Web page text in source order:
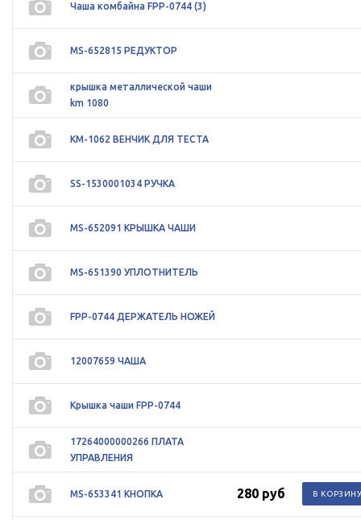
Чаша комбайна FPP-0744 (3)
MS-652815 РЕДУКТОР
крышка металлической чаши
km 1080
KM-1062 ВЕНЧИК ДЛЯ ТЕСТА
SS-1530001034 РУЧКА
MS-652091 КРЫШКА ЧАШИ
MS-651390 УПЛОТНИТЕЛЬ
FPP-0744 ДЕРЖАТЕЛЬ НОЖЕЙ
12007659 ЧАША
Крышка чаши FPP-0744
17264000000266 ПЛАТА
УПРАВЛЕНИЯ
MS-653341 КНОПКА 280 руб